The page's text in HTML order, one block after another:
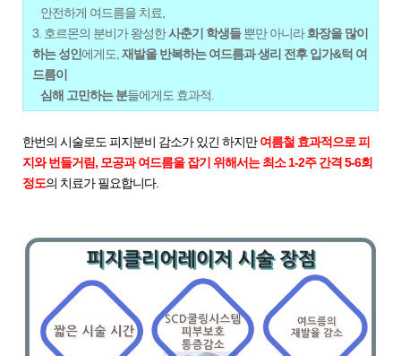
안전하게 여드름을 치료,
3. 호르몬의 분비가 왕성한사춘기 학생들뿐만 아니라화장을 많이
하는 성인 에게도, 재발을 반복하는 여드름과 생리 전후 입가&턱 여
드름이
심해 고민하는 분들에게도 효과적.
한번의 시술로도 피지분비 감소가 있긴 하지만여름철 효과적으로 피
지와 번들거림, 모공과 여드름을 잡기 위해서는최소 1-2주 간격 5-6회
정도의 치료가필요합니다.